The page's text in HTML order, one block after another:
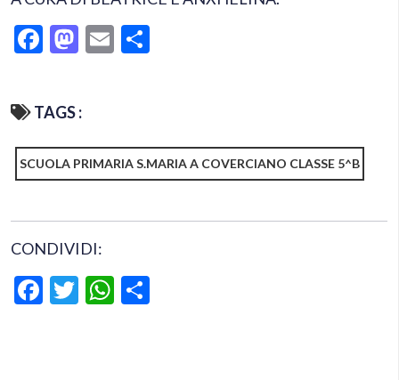
Facebook
Mastodon
Email
TAGS :
SCUOLA PRIMARIA S.MARIA A COVERCIANO CLASSE 5^B
CONDIVIDI:
Facebook
TwitterWhatsApp